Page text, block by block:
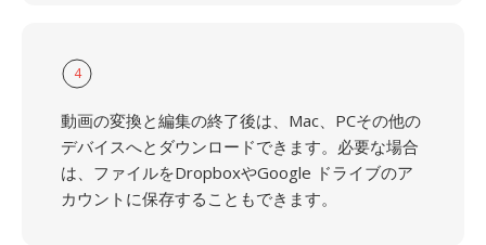
4
動画の変換と編集の終了後は、Mac、PCその他の
デバイスへとダウンロードできます。必要な場合
は、ファイルをDropboxやGoogle ドライブのア
カウントに保存することもできます。